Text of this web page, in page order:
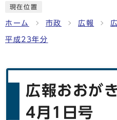
現在位置
ホーム 市政 広報
平成23年分
広報おおが
4月1日号